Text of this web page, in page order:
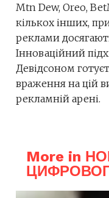
Mtn Dew, Oreo,
кількох інших,
реклами
Інноваційний
Девідсоном
враження на цій
рекламній арені.
More in